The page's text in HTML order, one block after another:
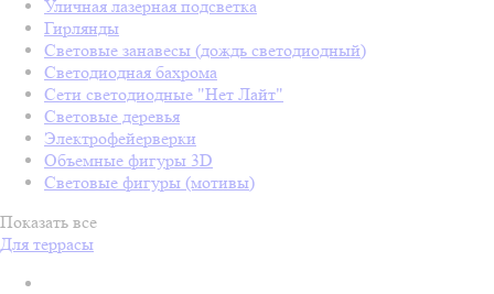
Уличная лазерная подсветка
Гирлянды
Световые занавесы (дождь светодиодный)
Светодиодная бахрома
Сети светодиодные "Нет Лайт"
Световые деревья
Электрофейерверки
Объемные фигуры 3D
Световые фигуры (мотивы)
Показать все
Для террасы